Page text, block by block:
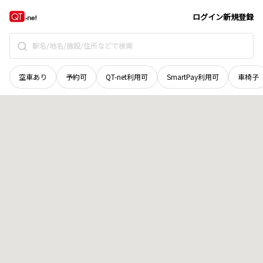
ログイン新規登録
空車あり 予約可 QT-net利用可 SmartPay利用可 車椅子
愛媛県